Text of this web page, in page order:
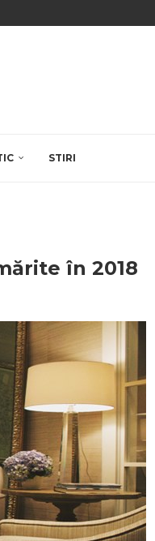
STIRI
în 2018